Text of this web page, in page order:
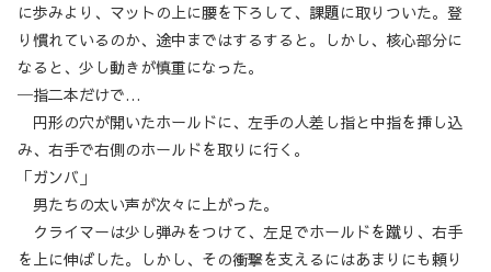
に歩みより、マットの上に腰を下ろして、課題に取りついた。登
り慣れているのか、途中まではするすると。しかし、核心部分に
なると、少し動きが慎重になった。
─指二本だけで…
円形の穴が開いたホールドに、左手の人差し指と中指を挿し込
み、右手で右側のホールドを取りに行く。
「ガンバ」
男たちの太い声が次々に上がった。
クライマーは少し弾みをつけて、左足でホールドを蹴り、右手
を上に伸ばした。しかし、その衝撃を支えるにはあまりにも頼り